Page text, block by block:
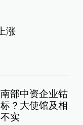
涨
部中资企业钴
？大使馆及相
实